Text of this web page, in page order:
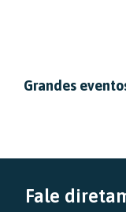
Grandes
Fale